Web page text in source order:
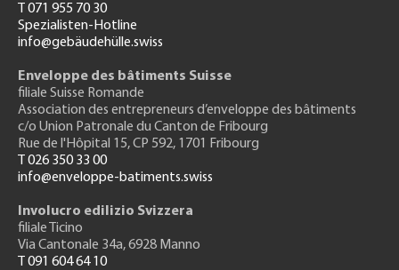
T 071 955 70 30
Spezialisten-Hotline
info@gebäudehülle.swiss
Enveloppe des bâtiments Suisse
filiale Suisse Romande
Association des entrepreneurs d’enveloppe des bâtiments
c/o Union Patronale du Canton de Fribourg
Rue de l'Hôpital 15, CP 592, 1701 Fribourg
T 026 350 33 00
info@enveloppe-batiments.swiss
Involucro edilizio Svizzera
filiale Ticino
Via Cantonale 34a, 6928 Manno
T 091 604 64 10